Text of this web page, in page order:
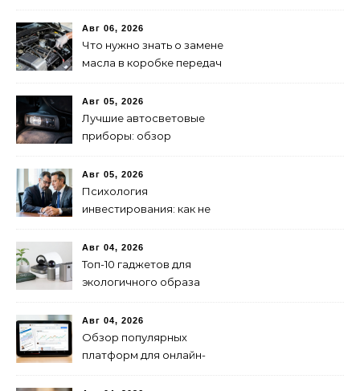
решения
Авг 06, 2026
Что нужно знать о замене
масла в коробке передач
Авг 05, 2026
Лучшие автосветовые
приборы: обзор
безопасной езды
Авг 05, 2026
Психология
инвестирования: как не
рынка
Авг 04, 2026
Топ-10 гаджетов для
экологичного образа
Авг 04, 2026
Обзор популярных
платформ для онлайн-